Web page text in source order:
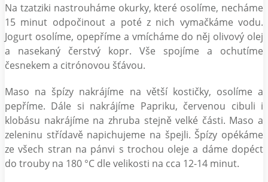
Na tzatziki nastrouháme okurky, které osolíme, necháme
15 minut odpočinout a poté z nich vymačkáme vodu.
Jogurt osolíme, opepříme a vmícháme do něj olivový olej
a nasekaný čerstvý kopr. Vše spojíme a ochutíme
česnekem a citrónovou šťávou.
Maso na špízy nakrájíme na větší kostičky, osolíme a
pepříme. Dále si nakrájíme Papriku, červenou cibuli i
klobásu nakrájíme na zhruba stejně velké části. Maso a
zeleninu střídavě napichujeme na špejli. Špízy opékáme
ze všech stran na pánvi s trochou oleje a dáme dopéct
do trouby na 180 °C dle velikosti na cca 12-14 minut.